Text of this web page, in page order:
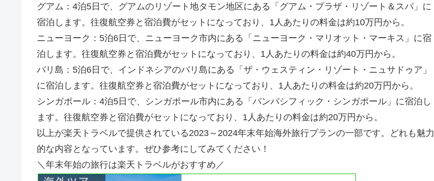
グアム：4泊5日で、グアムのリゾート地タモン地区にある「グアム・プラザ・リゾート＆スパ」に
宿泊します。往復航空券と宿泊費がセットになっており、1人あたりの料金は約10万円から。
ニューヨーク：5泊6日で、ニューヨーク市内にある「ニューヨーク・マリオット・マーキス」に宿
泊します。往復航空券と宿泊費がセットになっており、1人あたりの料金は約40万円から。
バリ島：5泊6日で、インドネシアのバリ島にある「ザ・ウェスティン・リゾート・ニュサドゥア」
に宿泊します。往復航空券と宿泊費がセットになっており、1人あたりの料金は約20万円から。
シンガポール：4泊5日で、シンガポール市内にある「パンパシフィック・シンガポール」に宿泊し
ます。往復航空券と宿泊費がセットになっており、1人あたりの料金は約20万円から。
以上が楽天トラベルで提供されている2023～2024年末年始海外旅行プランの一部です。どれも魅力
的な内容となっています。ぜひ参考にしてみてください！
＼年末年始の旅行は楽天トラベルがおすすめ／